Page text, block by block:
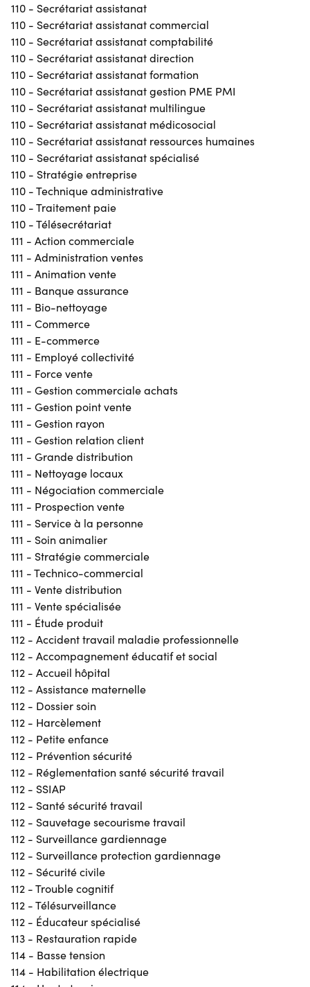
110 - Secrétariat assistanat
110 - Secrétariat assistanat commercial
110 - Secrétariat assistanat comptabilité
110 - Secrétariat assistanat direction
110 - Secrétariat assistanat formation
110 - Secrétariat assistanat gestion PME PMI
110 - Secrétariat assistanat multilingue
110 - Secrétariat assistanat médicosocial
110 - Secrétariat assistanat ressources humaines
110 - Secrétariat assistanat spécialisé
110 - Stratégie entreprise
110 - Technique administrative
110 - Traitement paie
110 - Télésecrétariat
111 - Action commerciale
111 - Administration ventes
111 - Animation vente
111 - Banque assurance
111 - Bio-nettoyage
111 - Commerce
111 - E-commerce
111 - Employé collectivité
111 - Force vente
111 - Gestion commerciale achats
111 - Gestion point vente
111 - Gestion rayon
111 - Gestion relation client
111 - Grande distribution
111 - Nettoyage locaux
111 - Négociation commerciale
111 - Prospection vente
111 - Service à la personne
111 - Soin animalier
111 - Stratégie commerciale
111 - Technico-commercial
111 - Vente distribution
111 - Vente spécialisée
111 - Étude produit
112 - Accident travail maladie professionnelle
112 - Accompagnement éducatif et social
112 - Accueil hôpital
112 - Assistance maternelle
112 - Dossier soin
112 - Harcèlement
112 - Petite enfance
112 - Prévention sécurité
112 - Réglementation santé sécurité travail
112 - SSIAP
112 - Santé sécurité travail
112 - Sauvetage secourisme travail
112 - Surveillance gardiennage
112 - Surveillance protection gardiennage
112 - Sécurité civile
112 - Trouble cognitif
112 - Télésurveillance
112 - Éducateur spécialisé
113 - Restauration rapide
114 - Basse tension
114 - Habilitation électrique